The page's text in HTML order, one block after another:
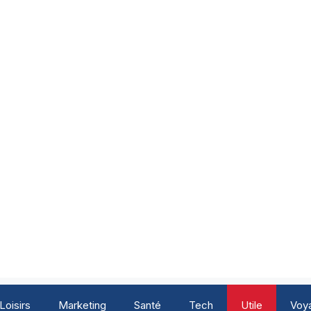
Loisirs Marketing Santé Tech Utile